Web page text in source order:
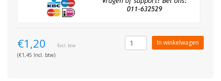
€1,20 Excl. btw
(€1,45 Incl. btw)
In winkelwagen